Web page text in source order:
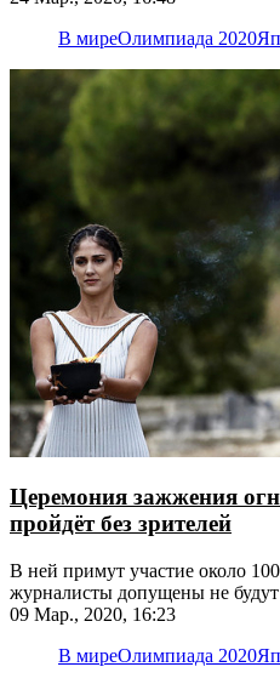
В миреОлимпиада 2020
Церемония зажжения
пройдёт без зрителей
В ней примут участие около
журналисты допущены не будут
09 Мар., 2020, 16:23
В миреОлимпиада 2020